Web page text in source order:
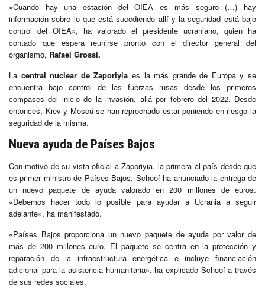
«Cuando hay una estación del OIEA es más seguro (…) hay
información sobre lo que está sucediendo allí y la seguridad está bajo
control del OIEA», ha valorado el presidente ucraniano, quien ha
contado que espera reunirse pronto con el director general del
organismo, Rafael Grossi.
La central nuclear de Zaporiyia es la más grande de Europa y se
encuentra bajo control de las fuerzas rusas desde los primeros
compases del inicio de la invasión, allá por febrero del 2022. Desde
entonces, Kiev y Moscú se han reprochado estar poniendo en riesgo la
seguridad de la misma.
Nueva ayuda de Países Bajos
Con motivo de su vista oficial a Zaporiyia, la primera al país desde que
es primer ministro de Países Bajos, Schoof ha anunciado la entrega de
un nuevo paquete de ayuda valorado en 200 millones de euros.
«Debemos hacer todo lo posible para ayudar a Ucrania a seguir
adelante», ha manifestado.
«Países Bajos proporciona un nuevo paquete de ayuda por valor de
más de 200 millones euro. El paquete se centra en la protección y
reparación de la infraestructura energética e incluye financiación
adicional para la asistencia humanitaria», ha explicado Schoof a través
de sus redes sociales.